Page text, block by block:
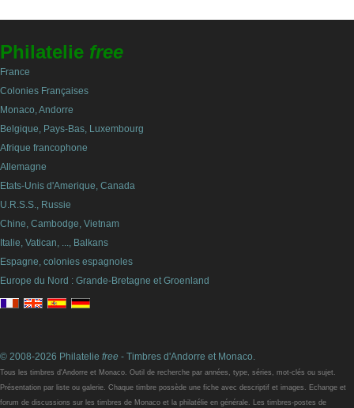
Philatelie free
France
Colonies Françaises
Monaco, Andorre
Belgique, Pays-Bas, Luxembourg
Afrique francophone
Allemagne
Etats-Unis d'Amerique, Canada
U.R.S.S., Russie
Chine, Cambodge, Vietnam
Italie, Vatican, ..., Balkans
Espagne, colonies espagnoles
Europe du Nord : Grande-Bretagne et Groenland
© 2008-2026 Philatelie free - Timbres d'Andorre et Monaco.
Tous les timbres d'Andorre et Monaco. Outil de recherche par années, type, séries, mot-clés ou sujet.
Présentation par liste ou galerie. Chaque timbre possède une fiche avec descriptif et images. Echange et
forum de discussions sur les timbres de Monaco et la philatélie en générale. Les timbres-postes de